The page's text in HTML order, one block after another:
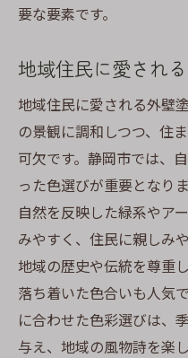
い作り
美しさと機能
静岡市で叶え
快適な室内環境
家族が安心して
未来を見据え
要な要素です。
地域住民に愛され
地域住民に愛される外壁
の景観に調和しつつ、住
可欠です。静岡市では、
った色選びが重要となり
自然を反映した緑系やア
みやすく、住民に親しみ
地域の歴史や伝統を尊重
落ち着いた色合いも人気
に合わせた色彩選びは、
与え、地域の風物詩を楽